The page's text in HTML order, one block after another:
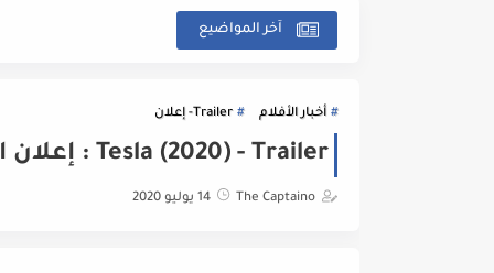
آخر المواضيع
أخبار الأفلام Trailer- إعلان
Tesla (2020) - Trailer : إعلان الفيلم
The Captaino 14 يوليو 2020